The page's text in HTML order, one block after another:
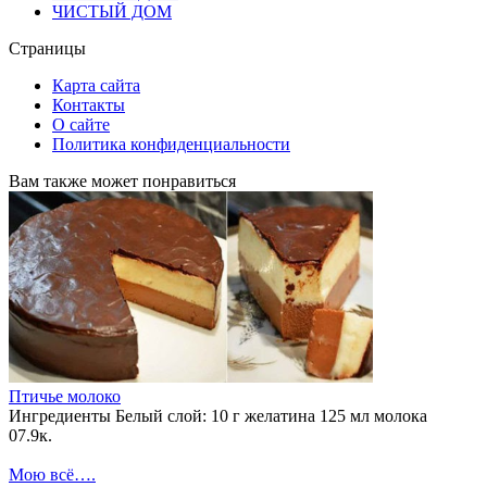
ЧИСТЫЙ ДОМ
Страницы
Карта сайта
Контакты
О сайте
Политика конфиденциальности
Вам также может понравиться
Птичье молоко
Ингредиенты Белый слой: 10 г желатина 125 мл молока
07.9к.
Мою всё….